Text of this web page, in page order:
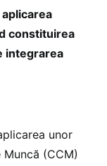
constituirea
integrarea
unor
(CCM)